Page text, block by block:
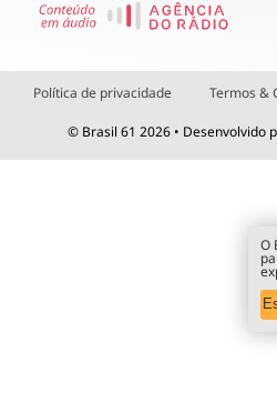
Política de privacidade Termos &
© Brasil 61 2026 • Desenvolvido
O